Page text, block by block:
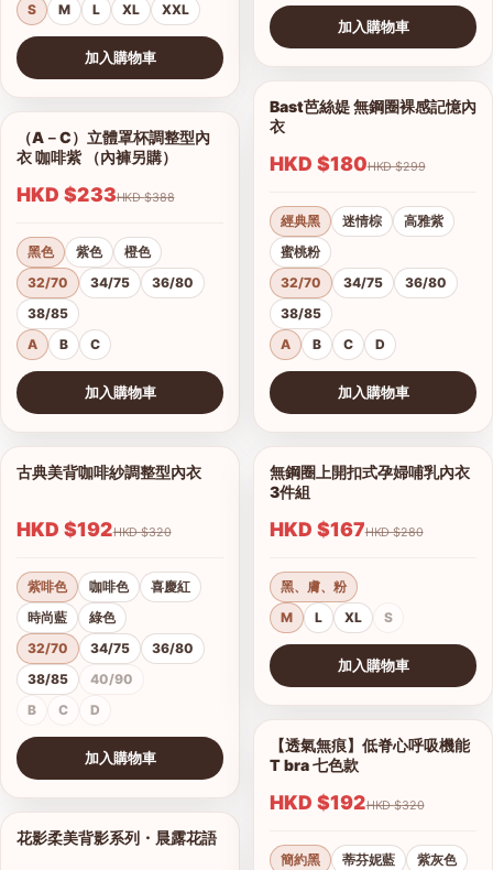
S
M L XL XXL
加入購物車
1/5
查看圖片
（A－C）立體罩杯調整型內
衣 咖啡紫 （內褲另購）
HKD $233 HKD $388
黑色 紫色
橙色
32/70
34/75
36/80
38/85
A
B C
加入購物車
1/19
查看圖片
古典美背咖啡紗調整型內衣
HKD $192 HKD $320
紫啡色 咖啡色
喜慶紅
時尚藍
綠色
32/70
34/75
36/80
38/85
40/90
B
C D
加入購物車
1/21
查看圖片
花影柔美背影系列・晨露花語
加入購物車
1/15
查看圖片
Bast芭絲媞 無鋼圈裸感記憶內
衣
HKD $180 HKD $299
經典黑 迷情棕
高雅紫
蜜桃粉
32/70
34/75
36/80
38/85
A
B C D
加入購物車
1/3
查看圖片
無鋼圈上開扣式孕婦哺乳內衣
3件組
HKD $167 HKD $280
黑、膚、粉
M
L XL S
加入購物車
1/28
查看圖片
【透氣無痕】低脊心呼吸機能
T bra 七色款
HKD $192 HKD $320
簡約黑 蒂芬妮藍
紫灰色